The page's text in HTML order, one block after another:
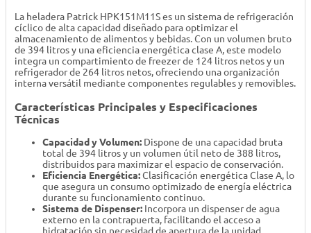
La heladera Patrick HPK151M11S es un sistema de refrigeración
cíclico de alta capacidad diseñado para optimizar el
almacenamiento de alimentos y bebidas. Con un volumen bruto
de 394 litros y una eficiencia energética clase A, este modelo
integra un compartimiento de freezer de 124 litros netos y un
refrigerador de 264 litros netos, ofreciendo una organización
interna versátil mediante componentes regulables y removibles.
Características Principales y Especificaciones
Técnicas
Capacidad y Volumen: Dispone de una capacidad bruta
total de 394 litros y un volumen útil neto de 388 litros,
distribuidos para maximizar el espacio de conservación.
Eficiencia Energética:Clasificación energética Clase A, lo
que asegura un consumo optimizado de energía eléctrica
durante su funcionamiento continuo.
Sistema de Dispenser: Incorpora un dispenser de agua
externo en la contrapuerta, facilitando el acceso a